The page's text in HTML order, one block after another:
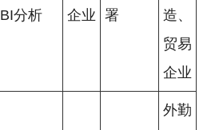
BI分析
企业
署
造、
贸易
企业
外勤